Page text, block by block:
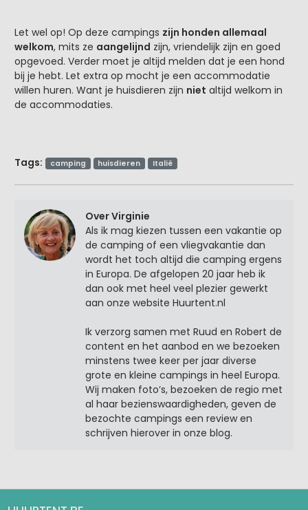
Let wel op! Op deze campings zijn honden allemaal
welkom, mits ze aangelijnd zijn, vriendelijk zijn en goed
opgevoed. Verder moet je altijd melden dat je een hond
bij je hebt. Let extra op mocht je een accommodatie
willen huren. Want je huisdieren zijn niet altijd welkom in
de accommodaties.
Tags: camping huisdieren Italië
Over Virginie
Als ik mag kiezen tussen een vakantie op
de camping of een vliegvakantie dan
wordt het toch altijd die camping ergens
in Europa. De afgelopen 20 jaar heb ik
dan ook met heel veel plezier gewerkt
aan onze website Huurtent.nl
Ik verzorg samen met Ruud en Robert de
content en het aanbod en we bezoeken
minstens twee keer per jaar diverse
grote en kleine campings in heel Europa.
Wij maken foto’s, bezoeken de regio met
al haar bezienswaardigheden, geven de
bezochte campings een review en
schrijven hierover in onze blog.